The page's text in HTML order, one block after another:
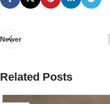
Newer
Related Posts